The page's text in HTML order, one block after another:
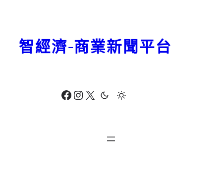
Facebook Instagram X
智經濟-商業新聞平台